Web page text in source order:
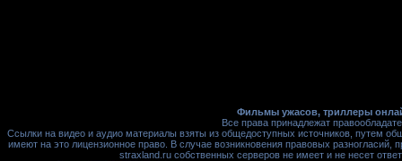
Фильмы ужасов, триллеры
Все права принадлежат
Ссылки на видео и аудио материалы взяты из общедоступных источников, путем
имеют на это лицензионное право. В случае возникновения правовых
straxland.ru собственных серверов не имеет и не несет